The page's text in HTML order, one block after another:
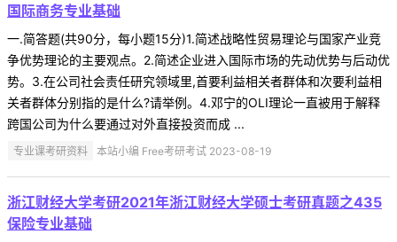
国际商务专业基础
一.简答题(共90分，每小题15分)1.简述战略性贸易理论与国家产业竞
争优势理论的主要观点。2.简述企业进入国际市场的先动优势与后动优
势。3.在公司社会责任研究领域里,首要利益相关者群体和次要利益相
关者群体分别指的是什么?请举例。4.邓宁的OLI理论一直被用于解释
跨国公司为什么要通过对外直接投资而成 ...
专业课考研资料 本站小编 Free考研考试 2023-08-19
浙江财经大学考研2021年浙江财经大学硕士考研真题之435
保险专业基础